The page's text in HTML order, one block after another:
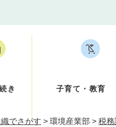
き 子育て・教育
でさがす > 環境産業部 > 税務